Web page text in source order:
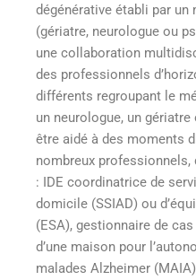
dégénérative établi par
(gériatre, neurologue ou
une collaboration
des professionnels
différents regroupant le
un neurologue, un
être aidé à des moments
nombreux
: IDE coordinatrice de
domicile (SSIAD) ou
(ESA), gestionnaire de
d’une maison pour
malades Alzheimer